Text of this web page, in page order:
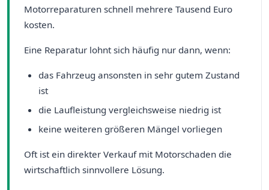
Motorreparaturen schnell mehrere Tausend Euro
kosten.
Eine Reparatur lohnt sich häufig nur dann, wenn:
das Fahrzeug ansonsten in sehr gutem Zustand
ist
die Laufleistung vergleichsweise niedrig ist
keine weiteren größeren Mängel vorliegen
Oft ist ein direkter Verkauf mit Motorschaden die
wirtschaftlich sinnvollere Lösung.